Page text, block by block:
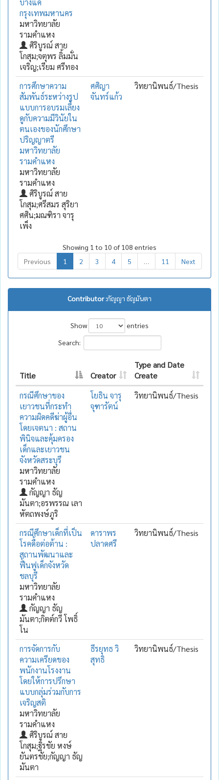
กรุงเทพมหานคร
มหาวิทยาลัย
รามคำแหง
ศิริบูรณ์ สาย
โกสุม;จตุพร ลิ้มมั่น
เจริญ;เรียม ศรีทอง
การศึกษาความ
สัมพันธ์ระหว่างรูป
แบบการอบรมเลี้ยง
ดูกับความมีวินัยใน
ตนเองของนักศึกษา
ปริญญาตรี
มหาวิทยาลัย
รามคำแหง
มหาวิทยาลัย
รามคำแหง
ศิริบูรณ์ สาย
โกสุม;ศรีสมร สุริยา
ศศิน;มณฑิรา จารุ
เพ็ง
ศศิญา
จันทร์แก้ว
วิทยานิพนธ์/Thesis
Showing 1 to 10 of 108 entries
Previous
1 2 3 4 5 11 Next
Contributor :กัญญา ธัญมันตา
Show
entries
Search:
Title Creator
Type and Date
Create
กรณีศึกษาของ
เยาวชนที่กระทำ
ความผิดคดีฆ่าผู้อื่น
โดยเจตนา : สถาน
พินิจและคุ้มครอง
เด็กและเยาวชน
จังหวัดสระบุรี
มหาวิทยาลัย
รามคำแหง
กัญญา ธัญ
มันตา;อรพรรณ เลา
หัตถพงษ์ภูริ
โยธิน จารุ
จุฑารัตน์
วิทยานิพนธ์/Thesis
กรณีศึกษาเด็กที่เป็น
โรคดื้อต่อต้าน :
สถานพัฒนาและ
ฟื้นฟูเด็กจังหวัด
ชลบุรี
มหาวิทยาลัย
รามคำแหง
กัญญา ธัญ
มันตา;กิตต์กวี โพธิ์
โน
ดาราพร
ปลาดศรี
วิทยานิพนธ์/Thesis
การจัดการกับ
ความเครียดของ
พนักงานโรงงาน
โดยให้การปรึกษา
แบบกลุ่มร่วมกับการ
เจริญสติ
มหาวิทยาลัย
รามคำแหง
ศิริบูรณ์ สาย
โกสุม;ฐิรชัย หงษ์
ยันตรชัย;กัญญา ธัญ
มันตา
ธีรยุทธ วิ
สุทธิ
วิทยานิพนธ์/Thesis